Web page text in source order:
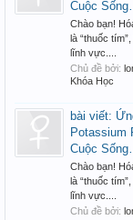
Cuộc
Chào bạn!
là “thuốc
lĩnh vực....
Chủ đề bởi:
Khóa Học
bài viết:
Potassium
Cuộc
Chào bạn!
là “thuốc
lĩnh vực....
Chủ đề bởi: